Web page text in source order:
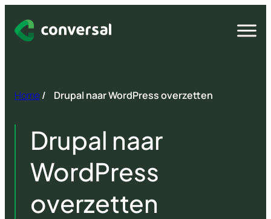
naar
Open
Home/ Drupal naar WordPress overzetten
Drupal naar
WordPress
overzetten